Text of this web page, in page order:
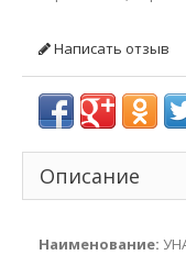
Написать отзыв
Описание
Наименование: